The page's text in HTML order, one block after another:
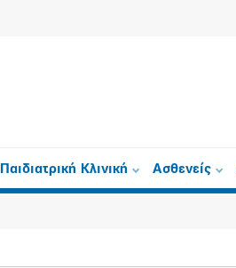
Παιδιατρική Κλινική Ασθενείς